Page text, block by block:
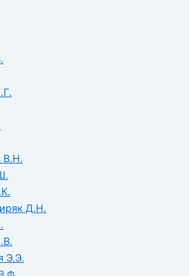
В.Н.
Д.Н.
Э.Э.